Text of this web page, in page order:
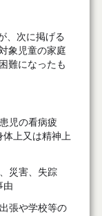
、次に掲げる
象児童の家庭
難になったも
児の看病疲
体上又は精神上
災害、失踪
由
張や学校等の